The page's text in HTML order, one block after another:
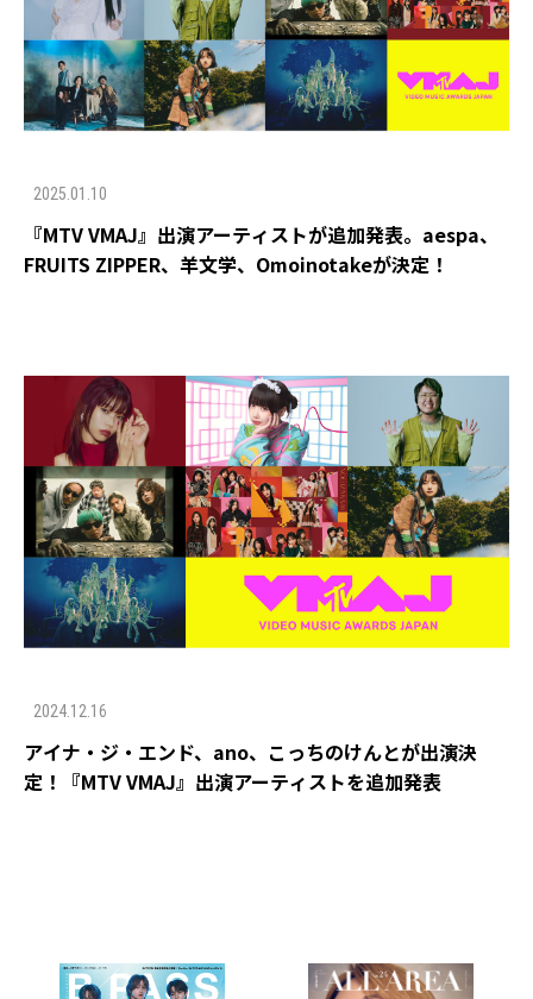
2025.01.10
『MTV VMAJ』出演アーティストが追加発表。aespa、
FRUITS ZIPPER、羊文学、Omoinotakeが決定！
2024.12.16
アイナ・ジ・エンド、ano、こっちのけんとが出演決
定！『MTV VMAJ』出演アーティストを追加発表